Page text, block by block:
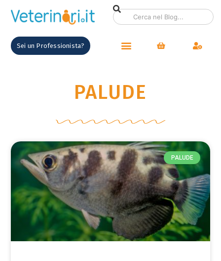
Sei un Professionista?
PALUDE
PALUDE